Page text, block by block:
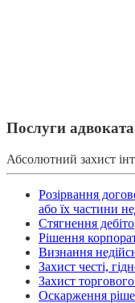
Послуги
Абсолютний захист
Розірвання
або їх частини
Стягнення
Рішення
Визнання
Захист честі,
Захист
Оскарження